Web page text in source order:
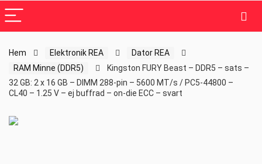
Hem Elektronik REA
Dator REA
RAM Minne (DDR5)
Kingston FURY Beast – DDR5 – sats –
32 GB: 2 x 16 GB – DIMM 288-pin – 5600 MT/s / PC5-44800 –
CL40 – 1.25 V – ej buffrad – on-die ECC – svart